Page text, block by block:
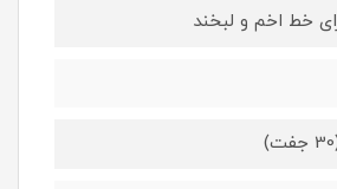
خط اخم و لبخند